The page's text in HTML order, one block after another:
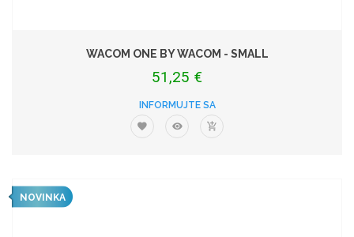
WACOM ONE BY WACOM - SMALL
51,25 €
INFORMUJTE SA
NOVINKA